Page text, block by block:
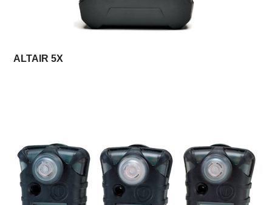
ALTAIR 5X